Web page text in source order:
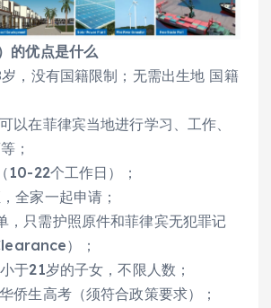
的优点是什么
，没有国籍限制；无需出生地 国籍
以在菲律宾当地进行学习、工作、
；
10-22个工作日）；
全家一起申请；
，只需护照原件和菲律宾无犯罪记
）；
于21岁的子女，不限人数；
侨生高考（须符合政策要求）；